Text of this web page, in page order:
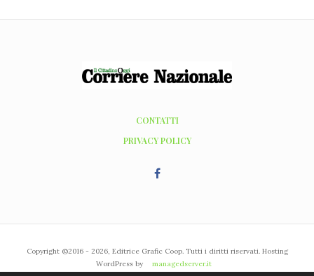
CONTATTI
PRIVACY POLICY
Copyright ©2016 - 2026, Editrice Grafic Coop. Tutti i diritti riservati. Hosting
WordPress by
managedserver.it